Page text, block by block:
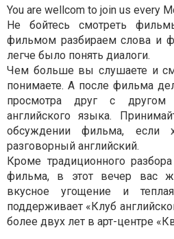
You are wellcom to join us every
Не бойтесь смотреть
фильмом разбираем слова и
легче было понять диалоги.
Чем больше вы слушаете и
понимаете. А после фильма
просмотра друг с другом
английского языка.
обсуждении фильма, если
разговорный английский.
Кроме традиционного
фильма, в этот вечер вас
вкусное угощение и
поддерживает «Клуб
более двух лет в арт-центре